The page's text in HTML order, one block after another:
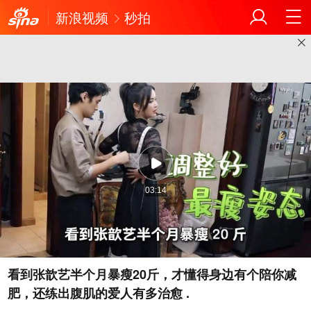
新浪视频 秒拍
03:14
看到张歆艺半个月暴瘦20斤，才懂得身边有个陪你减